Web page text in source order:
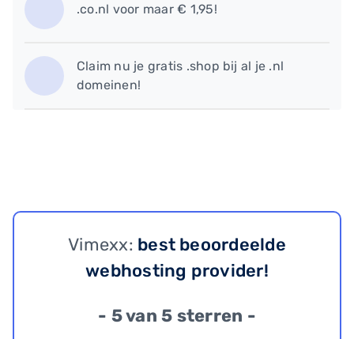
.co.nl voor maar € 1,95!
Claim nu je gratis .shop bij al je .nl
domeinen!
Vimexx: best beoordeelde
webhosting provider!
- 5 van 5 sterren -